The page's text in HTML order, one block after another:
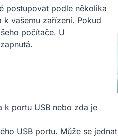
postupovat podle několika
vašemu zařízení. Pokud
počítače. U
k portu USB nebo zda je
USB portu. Může se jednat